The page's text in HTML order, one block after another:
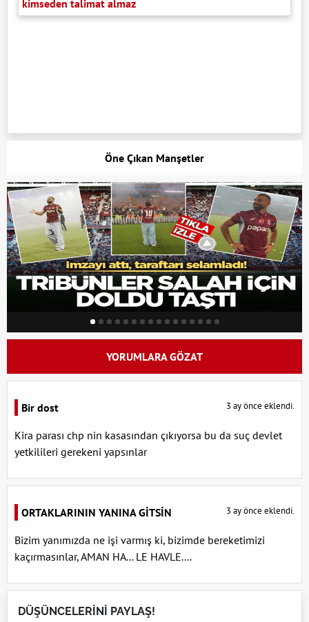
kimseden talimat almaz
Öne Çıkan Manşetler
YORUMLARA GÖZAT
Bir dost 3 ay önce eklendi.
Kira parası chp nin kasasından çıkıyorsa bu da suç devlet
yetkilileri gerekeni yapsınlar
ORTAKLARININ YANINA GİTSİN 3 ay önce eklendi.
Bizim yanımızda ne işi varmış ki, bizimde bereketimizi
kaçırmasınlar, AMAN HA... LE HAVLE....
DÜŞÜNCELERİNİ PAYLAŞ!